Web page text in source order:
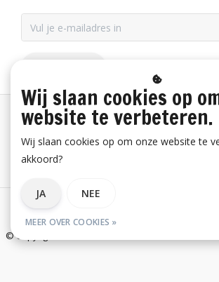
Betaalinformatie
Algemene voorwaarden
© Copyright 2026 E-Snickers.nl - onderdeel van
Wij slaan cookies op
website te verbeteren.
Wij slaan cookies op om onze website te
akkoord?
JA NEE
MEER OVER COOKIES »